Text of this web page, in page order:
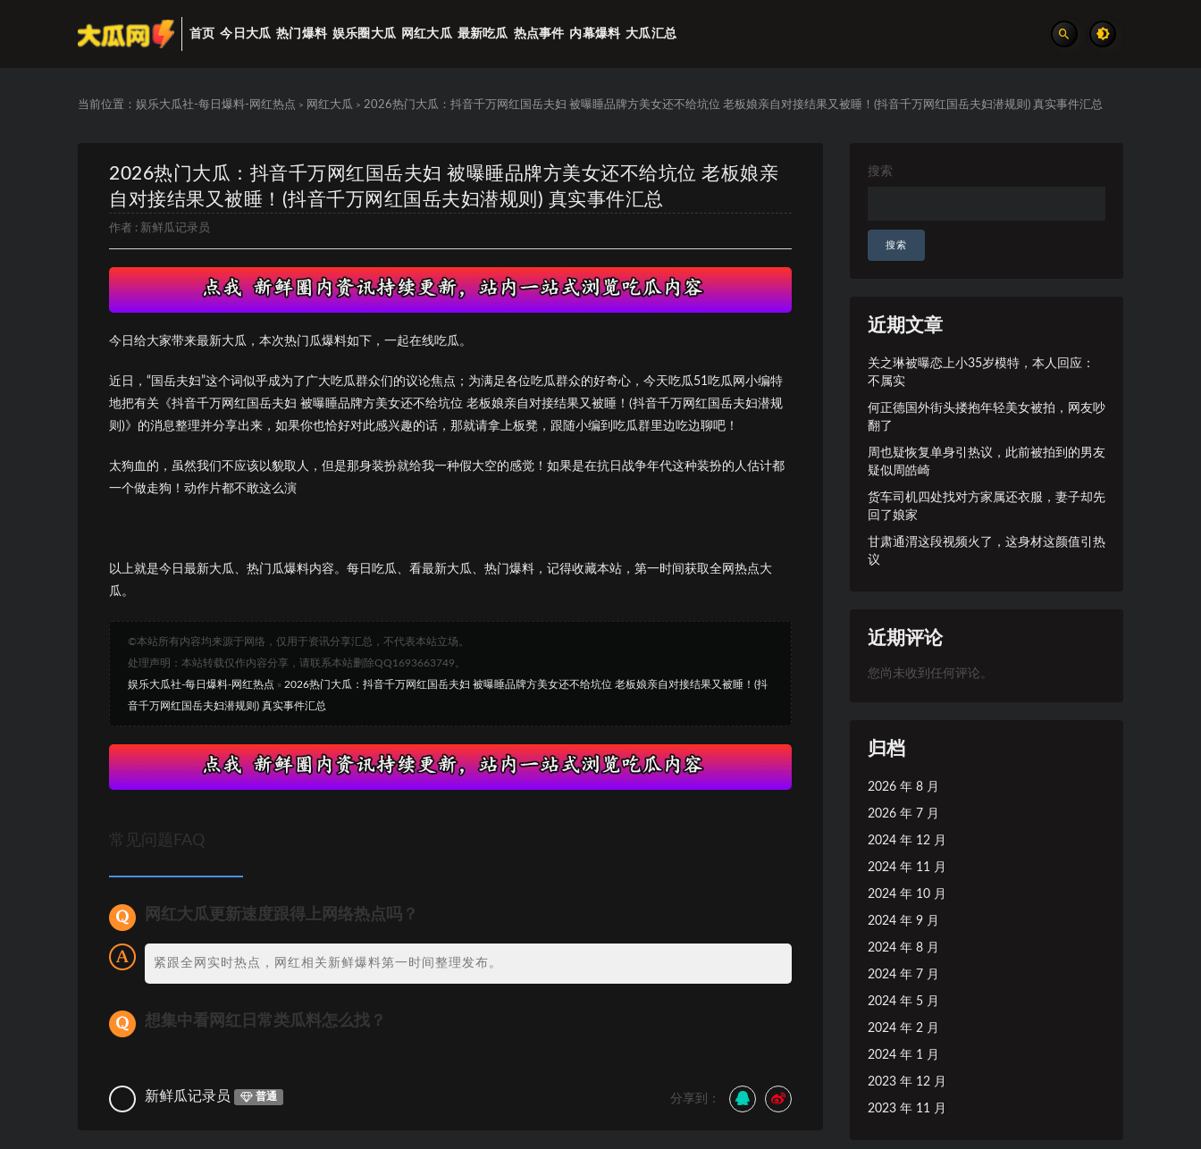
首页 今日大瓜 热门爆料 娱乐圈大瓜 网红大瓜 最新吃瓜 热点事件 内幕爆料 大瓜汇总
当前位置： 娱乐大瓜社-每日爆料-网红热点 > 网红大瓜 > 2026热门大瓜：抖音千万网红国岳夫妇 被曝睡品牌方美女还不给坑位 老板娘亲自对接结果又被睡！(抖音千万网红国岳夫妇潜规则) 真实事件汇总
2026热门大瓜：抖音千万网红国岳夫妇 被曝睡品牌方美女还不给坑位 老板娘亲
自对接结果又被睡！(抖音千万网红国岳夫妇潜规则) 真实事件汇总
作者 : 新鲜瓜记录员
今日给大家带来最新大瓜，本次热门瓜爆料如下，一起在线吃瓜。
近日，“国岳夫妇”这个词似乎成为了广大吃瓜群众们的议论焦点；为满足各位吃瓜群众的好奇心，今天吃瓜51吃瓜网小编特
地把有关《抖音千万网红国岳夫妇 被曝睡品牌方美女还不给坑位 老板娘亲自对接结果又被睡！(抖音千万网红国岳夫妇潜规
则)》的消息整理并分享出来，如果你也恰好对此感兴趣的话，那就请拿上板凳，跟随小编到吃瓜群里边吃边聊吧！
太狗血的，虽然我们不应该以貌取人，但是那身装扮就给我一种假大空的感觉！如果是在抗日战争年代这种装扮的人估计都
一个做走狗！动作片都不敢这么演
以上就是今日最新大瓜、热门瓜爆料内容。每日吃瓜、看最新大瓜、热门爆料，记得收藏本站，第一时间获取全网热点大
瓜。
©本站所有内容均来源于网络，仅用于资讯分享汇总，不代表本站立场。
处理声明：本站转载仅作内容分享，请联系本站删除QQ1693663749。
娱乐大瓜社-每日爆料-网红热点 » 2026热门大瓜：抖音千万网红国岳夫妇 被曝睡品牌方美女还不给坑位 老板娘亲自对接结果又被睡！(抖
音千万网红国岳夫妇潜规则) 真实事件汇总
常见问题FAQ
网红大瓜更新速度跟得上网络热点吗？
紧跟全网实时热点，网红相关新鲜爆料第一时间整理发布。
想集中看网红日常类瓜料怎么找？
新鲜瓜记录员 普通 分享到：
搜索
搜索
近期文章
关之琳被曝恋上小35岁模特，本人回应：
不属实
何正德国外街头搂抱年轻美女被拍，网友吵
翻了
周也疑恢复单身引热议，此前被拍到的男友
疑似周皓崎
货车司机四处找对方家属还衣服，妻子却先
回了娘家
甘肃通渭这段视频火了，这身材这颜值引热
议
近期评论
您尚未收到任何评论。
归档
2026 年 8 月
2026 年 7 月
2024 年 12 月
2024 年 11 月
2024 年 10 月
2024 年 9 月
2024 年 8 月
2024 年 7 月
2024 年 5 月
2024 年 2 月
2024 年 1 月
2023 年 12 月
2023 年 11 月